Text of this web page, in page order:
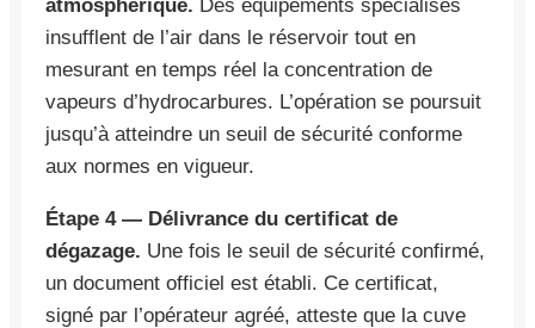
atmosphérique. Des équipements spécialisés
insufflent de l’air dans le réservoir tout en
mesurant en temps réel la concentration de
vapeurs d’hydrocarbures. L’opération se poursuit
jusqu’à atteindre un seuil de sécurité conforme
aux normes en vigueur.
Étape 4 — Délivrance du certificat de
dégazage. Une fois le seuil de sécurité confirmé,
un document officiel est établi. Ce certificat,
signé par l’opérateur agréé, atteste que la cuve